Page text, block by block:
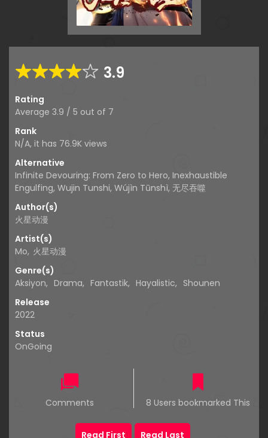
3.9
Rating
Average 3.9 / 5 out of 7
Rank
N/A, it has 76.9K views
Alternative
Infinite Devouring: From Zero to Hero, Inexhaustible
Engulfing, Wujin Tunshi, Wújìn Tūnshì, 无尽吞噬
Author(s)
火星动漫
Artist(s)
Mo, 火星动漫
Genre(s)
Aksiyon, Drama, Fantastik, Hayalistic, Shounen
Release
2022
Status
OnGoing
Comments 8 Users bookmarked This
Read First Read Last